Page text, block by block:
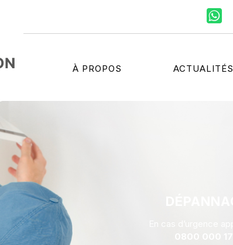
ventilation.ch
À PROPOS ACTUALITÉS